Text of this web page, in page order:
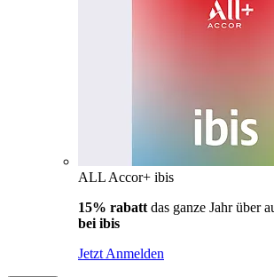
ALL Accor+ ibis
15% rabatt das ganze Jahr über
bei ibis
Jetzt Anmelden